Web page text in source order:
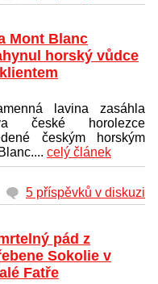
Mont Blanc
horský vůdce
lavina zasáhla
české horolezce
českým horským
celý článek
5 příspěvků v diskuzi
pád z
Sokolie v
Fatře